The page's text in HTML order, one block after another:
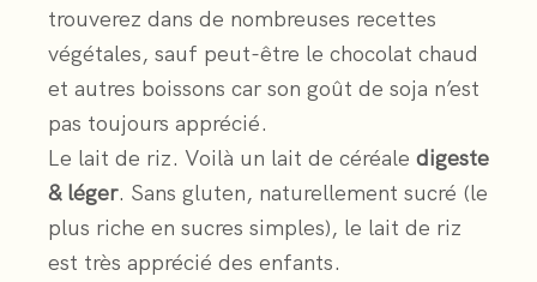
trouverez dans de nombreuses recettes
végétales, sauf peut-être le chocolat chaud
et autres boissons car son goût de soja n’est
pas toujours apprécié.
Le lait de riz. Voilà un lait de céréale digeste
& léger. Sans gluten, naturellement sucré (le
plus riche en sucres simples), le lait de riz
est très apprécié des enfants.